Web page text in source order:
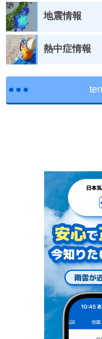
地震情報
熱中症情報